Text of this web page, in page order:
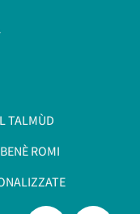
TALMÙD
ROMI​